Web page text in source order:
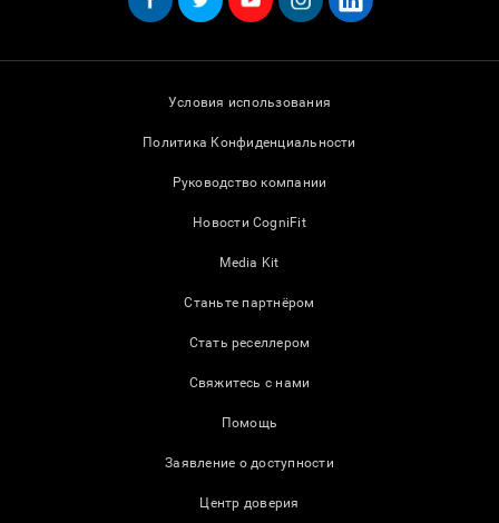
Условия использования
Политика Конфиденциальности
Руководство компании
Новости CogniFit
Media Kit
Станьте партнёром
Стать реселлером
Свяжитесь с нами
Помощь
Заявление о доступности
Центр доверия